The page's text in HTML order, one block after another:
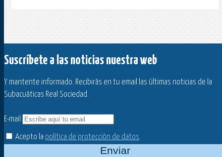
Suscríbete a las noticias nuestra web
Y mantente informado. Recibirás en tu email las últimas noticias de la
Subacuáticas Real Sociedad.
E-mail
Acepto la política de protección de datos.
Enviar